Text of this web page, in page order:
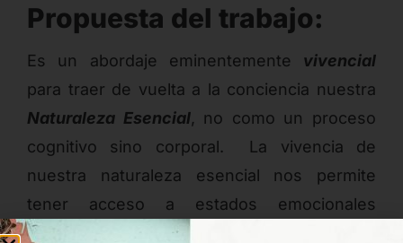
Propuesta del trabajo:
Es un abordaje eminentemente vivencial
para traer de vuelta a la conciencia nuestra
Naturaleza Esencial, no como un proceso
cognitivo sino corporal. La vivencia de
nuestra naturaleza esencial nos permite
tener acceso a estados emocionales
superiores, estados integrados de salud y